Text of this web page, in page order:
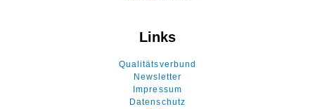
Links
Qualitätsverbund
Newsletter
Impressum
Datenschutz